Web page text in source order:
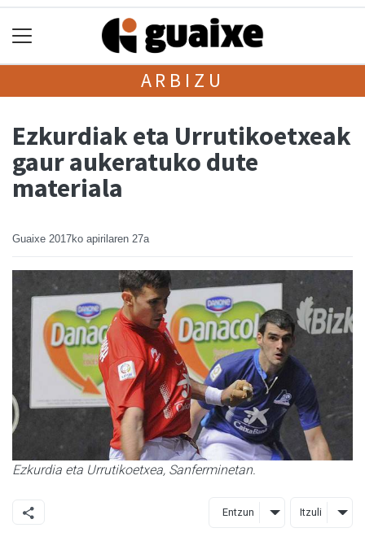
ARBIZU
Ezkurdiak eta Urrutikoetxeak
gaur aukeratuko dute
materiala
Guaixe 2017ko apirilaren 27a
Ezkurdia eta Urrutikoetxea, Sanferminetan.
Entzun Itzuli